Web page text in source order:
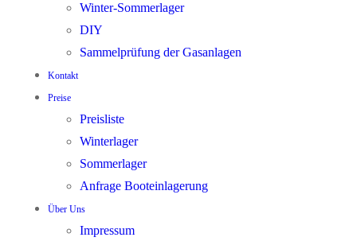
Winter-Sommerlager
DIY
Sammelprüfung der Gasanlagen
Kontakt
Preise
Preisliste
Winterlager
Sommerlager
Anfrage Booteinlagerung
Über Uns
Impressum